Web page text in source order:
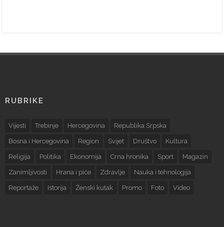
RUBRIKE
Vijesti Trebinje Hercegovina Republika Srpska
Bosna i Hercegovina Region Svijet Društvo Kultura
Religija Politika Ekonomija Crna hronika Sport Magazin
Zanimljivosti Hrana i piće Zdravlje Nauka i tehnologija
Reportaže Istorija Ženski kutak Promo Foto Video